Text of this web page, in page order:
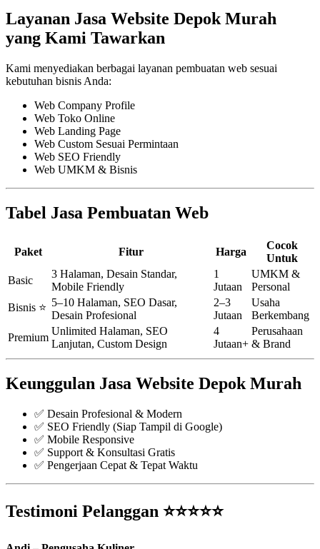
Layanan Jasa Website Depok Murah
yang Kami Tawarkan
Kami menyediakan berbagai layanan pembuatan web sesuai
kebutuhan bisnis Anda:
Web Company Profile
Web Toko Online
Web Landing Page
Web Custom Sesuai Permintaan
Web SEO Friendly
Web UMKM & Bisnis
Tabel Jasa Pembuatan Web
Paket Fitur Harga
Cocok
Untuk
Basic
3 Halaman, Desain Standar,
Mobile Friendly
1
Jutaan
UMKM &
Personal
Bisnis ⭐ 5–10 Halaman, SEO Dasar,
Desain Profesional
2–3
Jutaan
Usaha
Berkembang
Premium
Unlimited Halaman, SEO
Lanjutan, Custom Design
4
Jutaan+
Perusahaan
& Brand
Keunggulan Jasa Website Depok Murah
✅ Desain Profesional & Modern
✅ SEO Friendly (Siap Tampil di Google)
✅ Mobile Responsive
✅ Support & Konsultasi Gratis
✅ Pengerjaan Cepat & Tepat Waktu
Testimoni Pelanggan ⭐⭐⭐⭐⭐